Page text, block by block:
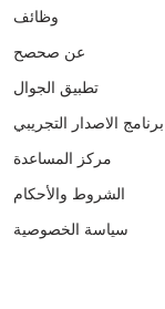
وظائف
عن صحصح
تطبيق الجوال
برنامج الاصدار التجريبي
مركز المساعدة
الشروط والأحكام
سياسة الخصوصية